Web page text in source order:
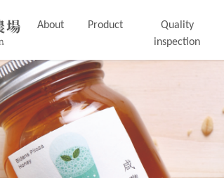
About Product
Quality
inspection